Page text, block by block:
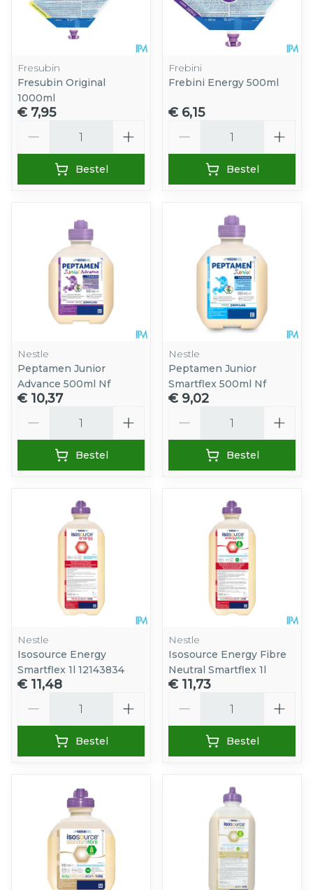
Fresubin
Fresubin Original
1000ml
€ 7,95
Bestel
Frebini
Frebini Energy 500ml
€ 6,15
Bestel
Nestle
Peptamen Junior
Advance 500ml Nf
€ 10,37
Bestel
Nestle
Peptamen Junior
Smartflex 500ml Nf
€ 9,02
Bestel
Nestle
Isosource Energy
Smartflex 1l 12143834
€ 11,48
Bestel
Nestle
Isosource Energy Fibre
Neutral Smartflex 1l
€ 11,73
Bestel